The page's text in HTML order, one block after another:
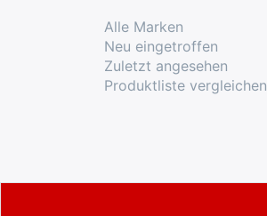
Alle Marken
Neu eingetroffen
Zuletzt angesehen
Produktliste vergleichen